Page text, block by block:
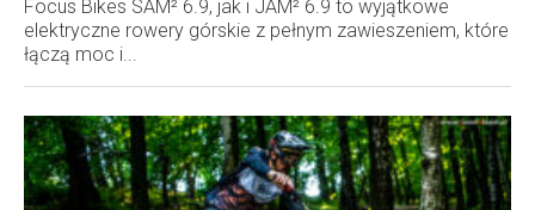
Focus Bikes SAM² 6.9, jak i JAM² 6.9 to wyjątkowe
elektryczne rowery górskie z pełnym zawieszeniem, które
łączą moc i...